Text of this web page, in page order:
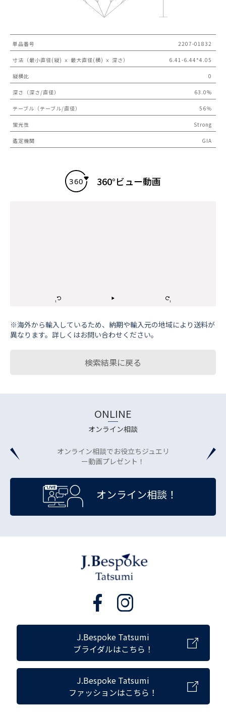
単品番号 2207-01832
寸法（最小直径(縦) ｘ 最大直径(横) ｘ 深さ） 6.41-6.44*4.05
縦横比 0
深さ（深さ/直径） 63.0%
テーブル（テーブル/直径） 56％
蛍光性 Strong
鑑定機関 GIA
360°ビュー動画
※海外から輸⼊しているため、納期や輸⼊元の地域により送料が
異なります。詳しくはお問い合わせください。
検索結果に戻る
ONLINE
オンライン相談
オンライン相談でお役立ちジュエリ
ー動画プレゼント！
オンライン相談！
J.Bespoke Tatsumi
ブライダルはこちら！
J.Bespoke Tatsumi
ファッションはこちら！